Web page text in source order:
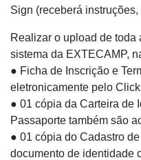
Sign (receberá instruções,
Realizar o upload de
sistema da EXTECAMP,
● Ficha de Inscrição e
eletronicamente pelo
● 01 cópia da Carteira de
Passaporte também são
● 01 cópia do Cadastro
documento de identidade